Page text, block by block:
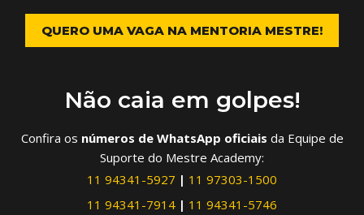
QUERO UMA VAGA NA MENTORIA MESTRE!
Não caia em golpes!
Confira os números de WhatsApp oficiais da Equipe de
Suporte do Mestre Academy:
11 94341-5927 | 11 97303-1500
11 94341-7914 | 11 94341-5746